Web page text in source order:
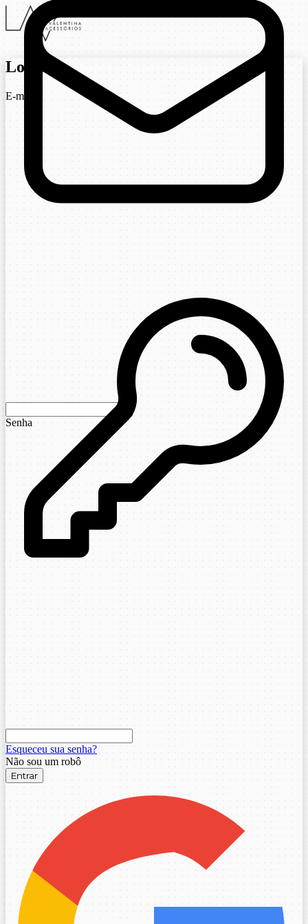
Login
E-mail
Senha
Esqueceu sua senha?
Não sou um robô
Entrar